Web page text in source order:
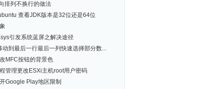
排列不换行的做法
查看JDK版本是32位还是64位
引发系统蓝屏之解决途径
动到最后一行最后一列快速选择部分数...
MFC按钮的背景色
管理更改ESXi主机root用户密码
Google Play地区限制